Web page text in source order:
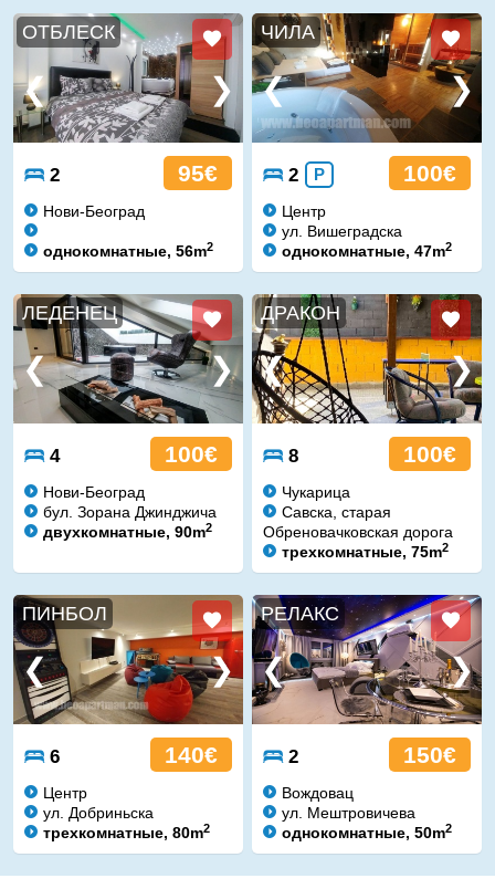
ОТБЛЕСК
2 95€
Нови-Београд
однокомнатные, 56m2
ЧИЛА
2 P 100€
Центр
ул. Вишеградска
однокомнатные, 47m2
ЛЕДЕНЕЦ
4 100€
Нови-Београд
бул. Зорана Джинджича
двухкомнатные, 90m2
ДРАКОН
8 100€
Чукарица
Савска, старая
Обреновачковская дорога
трехкомнатные, 75m2
ПИНБОЛ
6 140€
Центр
ул. Добриньска
трехкомнатные, 80m2
РЕЛАКС
2 150€
Вождовац
ул. Мештровичева
однокомнатные, 50m2